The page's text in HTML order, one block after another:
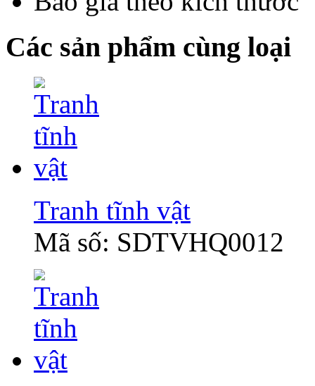
Các sản phẩm cùng loại
Tranh tĩnh vật
Mã số: SDTVHQ0012